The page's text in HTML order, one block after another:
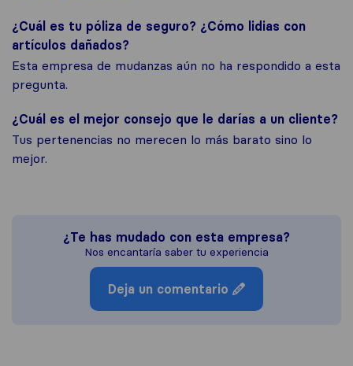
¿Cuál es tu póliza de seguro? ¿Cómo lidias con
artículos dañados?
Esta empresa de mudanzas aún no ha respondido a esta
pregunta.
¿Cuál es el mejor consejo que le darías a un cliente?
Tus pertenencias no merecen lo más barato sino lo
mejor.
¿Te has mudado con esta empresa?
Nos encantaría saber tu experiencia
Deja un comentario